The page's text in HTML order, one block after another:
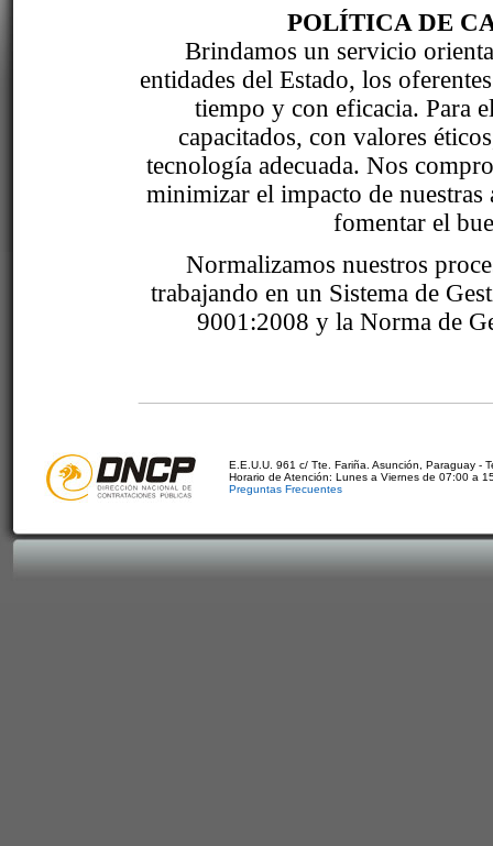
POLÍTICA DE
Brindamos un servicio
entidades del Estado, los
tiempo y con eficacia. Para
capacitados, con valores
tecnología adecuada. Nos
minimizar el impacto de
fomentar el
Normalizamos nuestros
trabajando en un Sistema de
9001:2008 y la Norma de
E.E.U.U. 961 c/ Tte. Fariña. Asunción, Paraguay -
Horario de Atención: Lunes a Viernes de 07:00 a
Preguntas Frecuentes